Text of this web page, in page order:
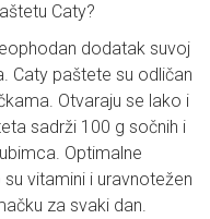
Caty?
dodatak suvoj
Caty paštete su odličan
Otvaraju se lako i
sadrži 100 g sočnih i
Optimalne
vitamini i uravnotežen
za svaki dan.